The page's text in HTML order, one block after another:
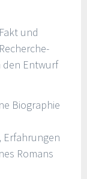
und
den Entwurf
Biographie
Erfahrungen
Romans